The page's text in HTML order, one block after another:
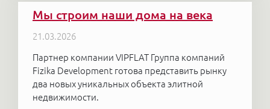
Мы строим наши дома на века
21.03.2026
Партнер компании VIPFLAT Группа компаний
Fizika Development готова представить рынку
два новых уникальных объекта элитной
недвижимости.